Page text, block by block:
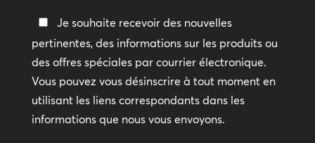
Restez
en
contact
Je souhaite recevoir des nouvelles
pertinentes, des informations sur les produits ou
des offres spéciales par courrier électronique.
Vous pouvez vous désinscrire à tout moment en
utilisant les liens correspondants dans les
informations que nous vous envoyons.